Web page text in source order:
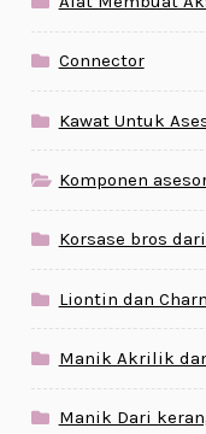
Connector
Kawat Untuk
Komponen
Korsase bros
Liontin dan
Manik Akrilik
Manik Dari